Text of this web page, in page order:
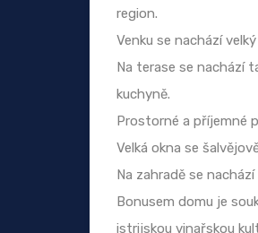
region.
Venku se nachází
Na terase se nachází
kuchyně.
Prostorné a příjemné
Velká okna se
Na zahradě se
Bonusem domu je
istrijskou vinařskou